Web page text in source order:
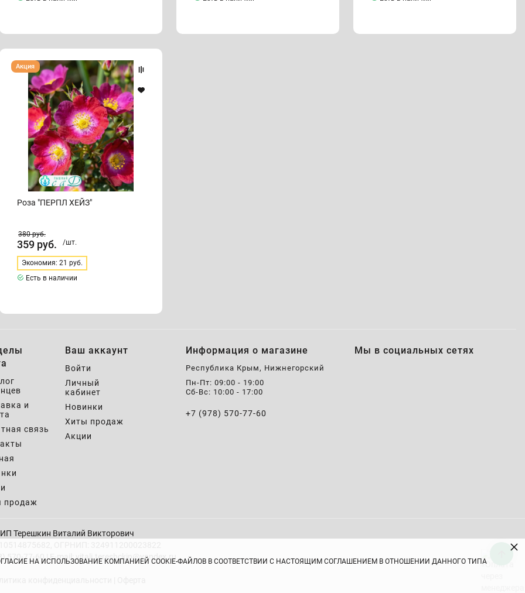
Роза
"ПЕРПЛ
ХЕЙЗ"
Роза "ПЕРПЛ ХЕЙЗ"
Акция
380руб.
359 руб. /шт.
Экономия: 21 руб.
Есть в наличии
и
связь
продаж
Ваш аккаунт
Войти
Личный
кабинет
Новинки
Хиты продаж
Акции
Информация о магазине
Республика Крым, Нижнегорский
Пн-Пт: 09:00 - 19:00
Сб-Вс: 10:00 - 17:00
+7 (978) 570-77-60
Мы в социальных сетях
ИП Терешкин Виталий Викторович
570-77-60 | E-mail: vitali.tereshckin@yandex.ru
НА ИСПОЛЬЗОВАНИЕ КОМПАНИЕЙ COOKIE-ФАЙЛОВ В СООТВЕТСТВИИ С НАСТОЯЩИМ СОГЛАШЕНИЕМ В ОТНОШЕНИИ ДАННОГО ТИПА
×